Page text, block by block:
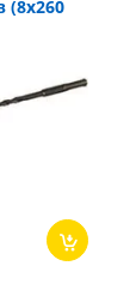
(8х260